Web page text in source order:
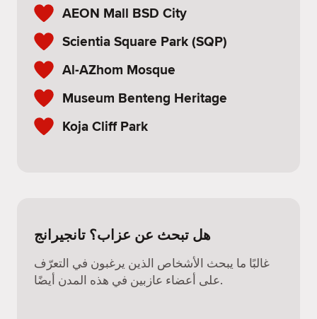
AEON Mall BSD City
Scientia Square Park (SQP)
Al-AZhom Mosque
Museum Benteng Heritage
Koja Cliff Park
هل تبحث عن عزاب؟ تانجيرانج
غالبًا ما يبحث الأشخاص الذين يرغبون في التعرّف
على أعضاء عازبين في هذه المدن أيضًا.